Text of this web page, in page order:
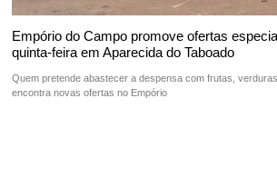
Empório do Campo promove ofertas
quinta-feira em Aparecida do Taboado
Quem pretende abastecer a despensa com frutas,
encontra novas ofertas no Empório